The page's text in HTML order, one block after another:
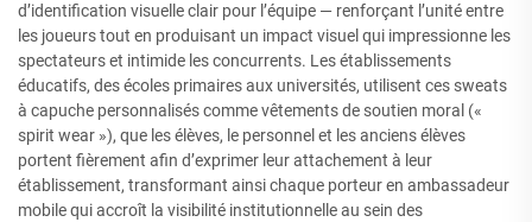
d’identification visuelle clair pour l’équipe — renforçant l’unité entre
les joueurs tout en produisant un impact visuel qui impressionne les
spectateurs et intimide les concurrents. Les établissements
éducatifs, des écoles primaires aux universités, utilisent ces sweats
à capuche personnalisés comme vêtements de soutien moral («
spirit wear »), que les élèves, le personnel et les anciens élèves
portent fièrement afin d’exprimer leur attachement à leur
établissement, transformant ainsi chaque porteur en ambassadeur
mobile qui accroît la visibilité institutionnelle au sein des